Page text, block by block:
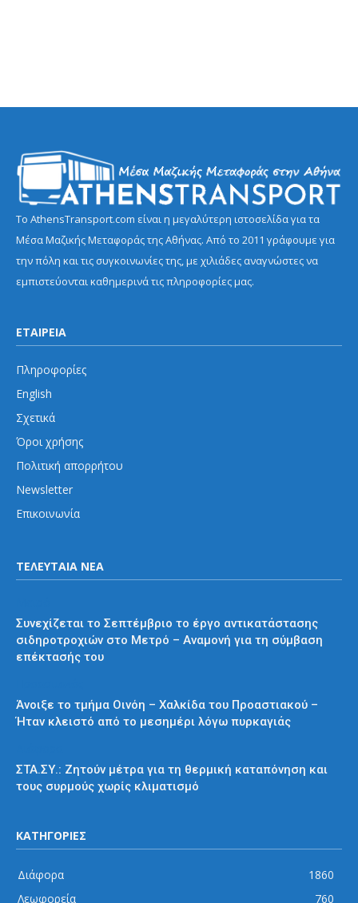
Το AthensTransport.com είναι η μεγαλύτερη ιστοσελίδα για τα
Μέσα Μαζικής Μεταφοράς της Αθήνας. Από το 2011 γράφουμε για
την πόλη και τις συγκοινωνίες της, με χιλιάδες αναγνώστες να
εμπιστεύονται καθημερινά τις πληροφορίες μας.
ΕΤΑΙΡΕΙΑ
Πληροφορίες
English
Σχετικά
Όροι χρήσης
Πολιτική απορρήτου
Newsletter
Επικοινωνία
ΤΕΛΕΥΤΑΙΑ ΝΕΑ
Συνεχίζεται το Σεπτέμβριο το έργο αντικατάστασης
σιδηροτροχιών στο Μετρό – Αναμονή για τη σύμβαση
επέκτασής του
Άνοιξε το τμήμα Οινόη – Χαλκίδα του Προαστιακού –
Ήταν κλειστό από το μεσημέρι λόγω πυρκαγιάς
ΣΤΑ.ΣΥ.: Ζητούν μέτρα για τη θερμική καταπόνηση και
τους συρμούς χωρίς κλιματισμό
ΚΑΤΗΓΟΡΙΕΣ
Διάφορα
1860
Λεωφορεία
760